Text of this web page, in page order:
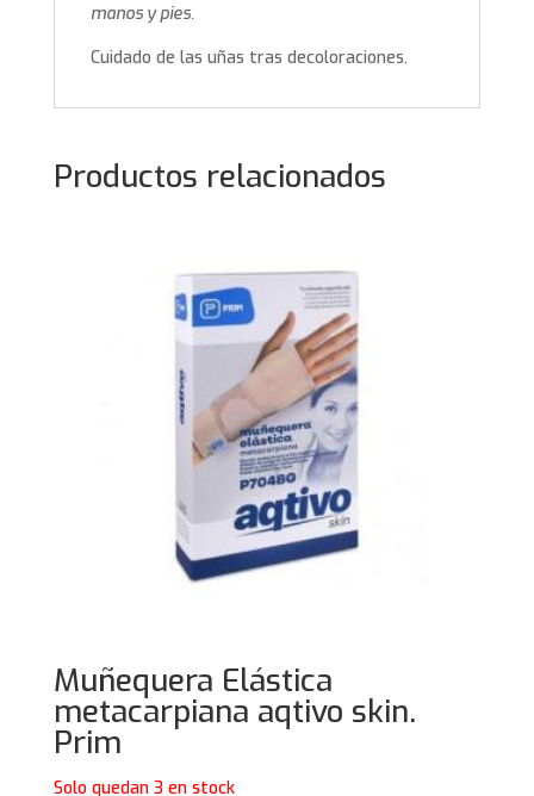
manos y pies.
Cuidado de las uñas tras decoloraciones.
Productos relacionados
Muñequera Elástica
metacarpiana aqtivo skin.
Prim
Solo quedan 3 en stock